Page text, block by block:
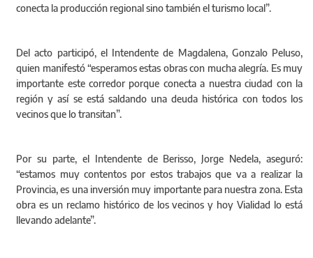
conecta la producción regional sino también el turismo local”.
Del acto participó, el Intendente de Magdalena, Gonzalo Peluso,
quien manifestó “esperamos estas obras con mucha alegría. Es muy
importante este corredor porque conecta a nuestra ciudad con la
región y así se está saldando una deuda histórica con todos los
vecinos que lo transitan”.
Por su parte, el Intendente de Berisso, Jorge Nedela, aseguró:
“estamos muy contentos por estos trabajos que va a realizar la
Provincia, es una inversión muy importante para nuestra zona. Esta
obra es un reclamo histórico de los vecinos y hoy Vialidad lo está
llevando adelante”.